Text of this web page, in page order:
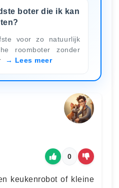
boter die ik kan
voor zo natuurlijk
roomboter zonder
Lees meer
0
keukenrobot of kleine